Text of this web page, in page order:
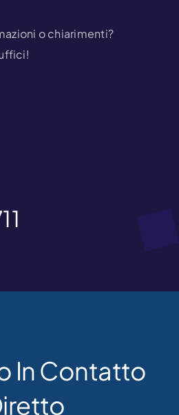
o chiarimenti?
In Contatto